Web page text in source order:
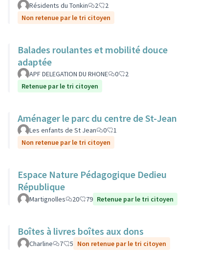
Résidents du Tonkin 2
2
Non retenue par le tri citoyen
Balades roulantes et mobilité douce
adaptée
APF DELEGATION DU RHONE 0
2
Retenue par le tri citoyen
Aménager le parc du centre de St-Jean
Les enfants de St Jean 0
1
Non retenue par le tri citoyen
Espace Nature Pédagogique Dedieu
République
Martignolles 20 79 Retenue par le tri citoyen
Boîtes à livres boîtes aux dons
Charline 7 5 Non retenue par le tri citoyen